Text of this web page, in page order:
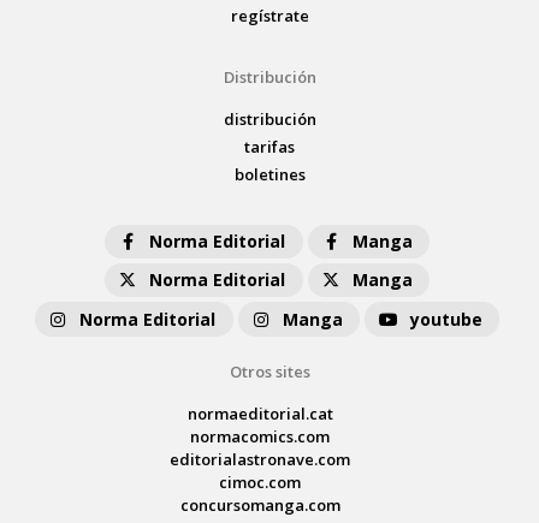
regístrate
Distribución
distribución
tarifas
boletines
Norma Editorial
Manga
Norma Editorial
Manga
Norma Editorial
Manga youtube
Otros sites
normaeditorial.cat
normacomics.com
editorialastronave.com
cimoc.com
concursomanga.com